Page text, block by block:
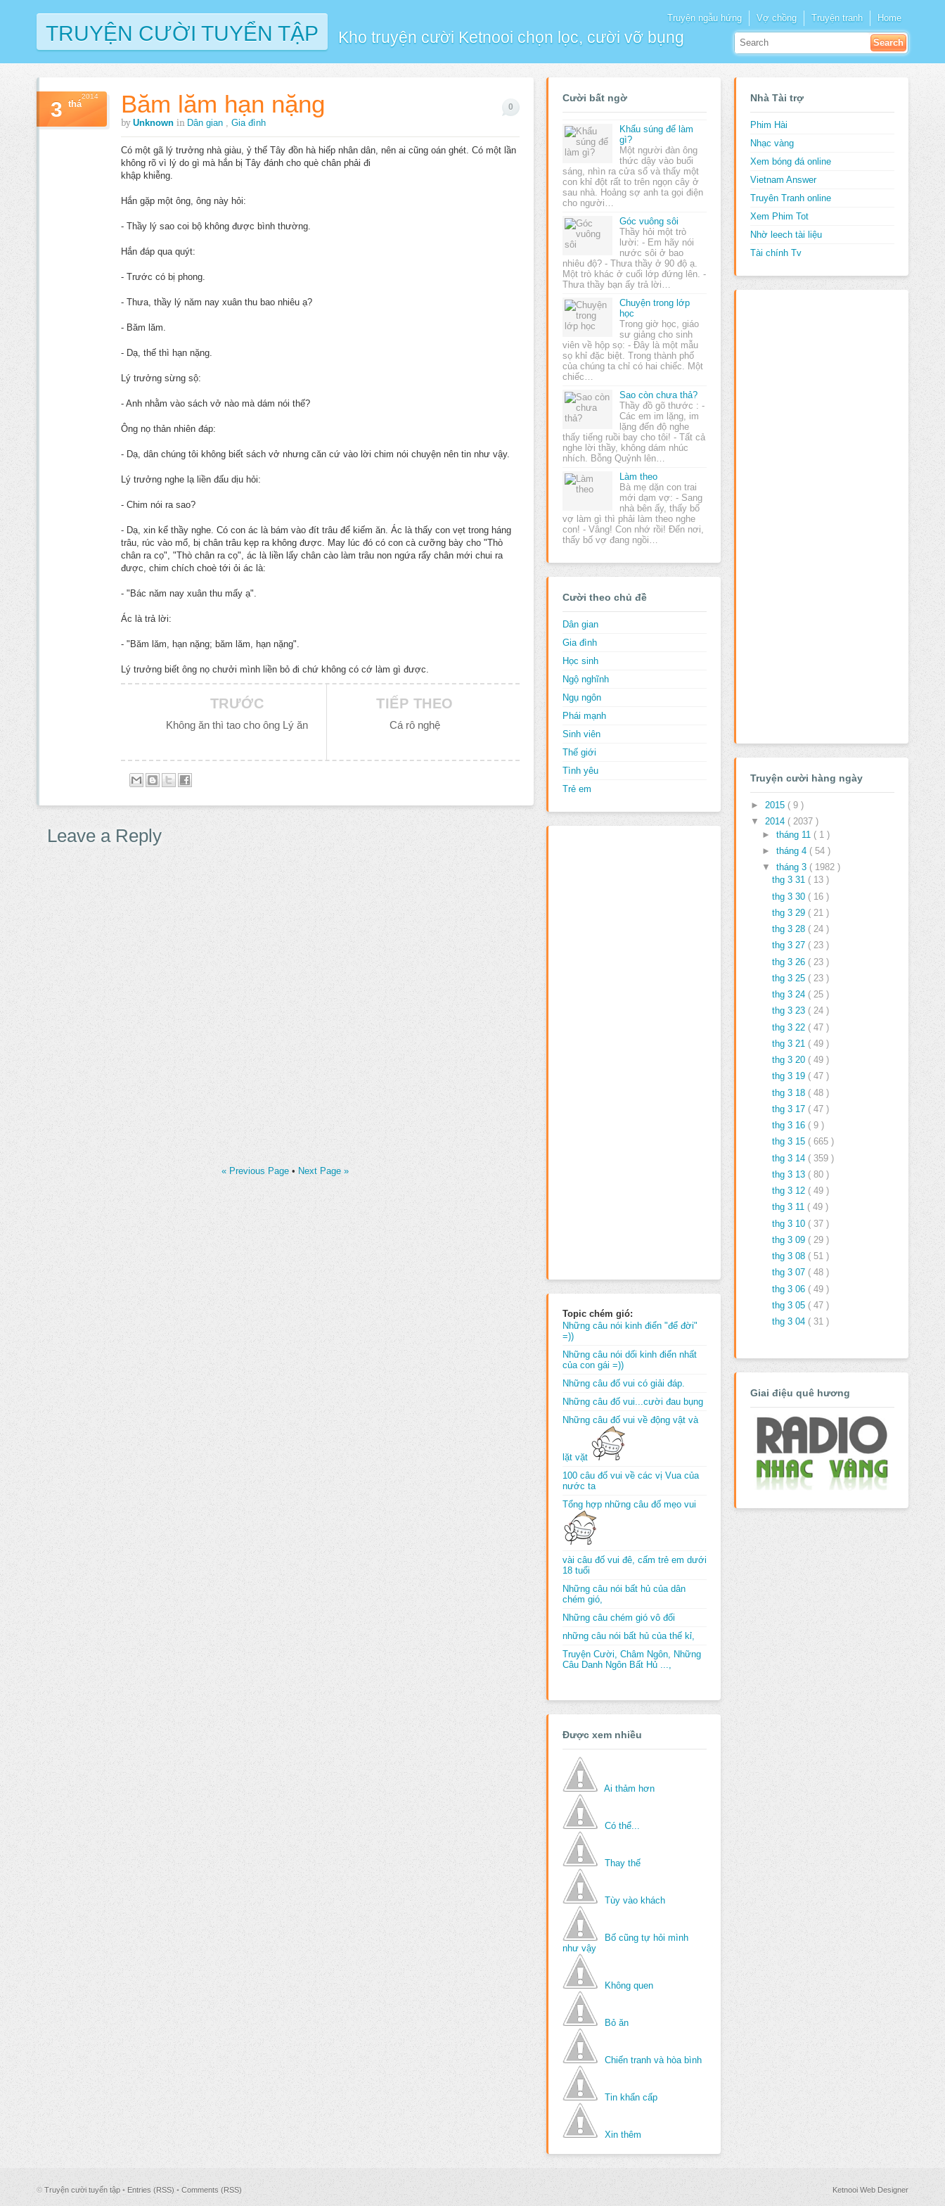
TRUYỆN CƯỜI TUYỂN TẬP Kho truyện cười Ketnooi chọn lọc, cười vỡ bụng
Truyện ngẫu hứng Vợ chồng Truyện tranh Home
Băm lăm hạn nặng
by Unknown in Dân gian , Gia đình
3 thá
2014
0
Có một gã lý trưởng nhà giàu, ỷ thế Tây đồn hà hiếp nhân dân, nên ai cũng oán ghét. Có một lần
không rõ vì lý do gì mà hắn bị Tây đánh cho què chân phải đi
khập khiễng.
Hắn gặp một ông, ông này hỏi:
- Thầy lý sao coi bộ không được bình thường.
Hắn đáp qua quýt:
- Trước có bị phong.
- Thưa, thầy lý năm nay xuân thu bao nhiêu ạ?
- Băm lăm.
- Dạ, thế thì hạn nặng.
Lý trưởng sừng sộ:
- Anh nhằm vào sách vở nào mà dám nói thế?
Ông nọ thản nhiên đáp:
- Dạ, dân chúng tôi không biết sách vở nhưng căn cứ vào lời chim nói chuyện nên tin như vậy.
Lý trưởng nghe lạ liền đấu dịu hỏi:
- Chim nói ra sao?
- Dạ, xin kể thầy nghe. Có con ác là bám vào đít trâu để kiếm ăn. Ác là thấy con vẹt trong háng
trâu, rúc vào mổ, bị chân trâu kẹp ra không được. May lúc đó có con cà cưỡng bày cho "Thò
chân ra cọ", "Thò chân ra cọ", ác là liền lấy chân cào làm trâu non ngứa rẩy chân mới chui ra
được, chim chích choè tới ỏi ác là:
- "Bác năm nay xuân thu mấy ạ".
Ác là trả lời:
- "Băm lăm, hạn nặng; băm lăm, hạn nặng".
Lý trưởng biết ông nọ chưởi mình liền bỏ đi chứ không có cớ làm gì được.
TIẾP THEO
Cá rô nghệ
TRƯỚC
Không ăn thì tao cho ông Lý ăn
Leave a Reply
« Previous Page • Next Page »
Cười bất ngờ
Khẩu súng để làm
gì?
Một người đàn ông
thức dậy vào buổi
sáng, nhìn ra cửa sổ và thấy một
con khỉ đột rất to trên ngọn cây ở
sau nhà. Hoảng sợ anh ta gọi điện
cho người…
Góc vuông sôi
Thầy hỏi một trò
lười: - Em hãy nói
nước sôi ở bao
nhiêu độ? - Thưa thầy ở 90 độ ạ.
Một trò khác ở cuối lớp đứng lên. -
Thưa thầy bạn ấy trả lời…
Chuyện trong lớp
học
Trong giờ học, giáo
sư giảng cho sinh
viên về hộp sọ: - Đây là một mẫu
sọ khỉ đặc biệt. Trong thành phố
của chúng ta chỉ có hai chiếc. Một
chiếc…
Sao còn chưa thả?
Thầy đồ gõ thước : -
Các em im lặng, im
lặng đến độ nghe
thấy tiếng ruồi bay cho tôi! - Tất cả
nghe lời thầy, không dám nhúc
nhích. Bỗng Quỷnh lên…
Làm theo
Bà mẹ dặn con trai
mới dạm vợ: - Sang
nhà bên ấy, thấy bố
vợ làm gì thì phải làm theo nghe
con! - Vâng! Con nhớ rồi! Ðến nơi,
thấy bố vợ đang ngồi…
Cười theo chủ đề
Dân gian
Gia đình
Học sinh
Ngộ nghĩnh
Ngụ ngôn
Phái mạnh
Sinh viên
Thế giới
Tình yêu
Trẻ em
Topic chém gió:
Những câu nói kinh điển "để đời"
=))
Những câu nói dối kinh điển nhất
của con gái =))
Những câu đố vui có giải đáp.
Những câu đố vui...cười đau bụng
Những câu đố vui về động vật và
lặt vặt
100 câu đố vui về các vị Vua của
nước ta
Tổng hợp những câu đố mẹo vui
vài câu đố vui đê, cấm trẻ em dưới
18 tuổi
Những câu nói bất hủ của dân
chém gió,
Những câu chém gió vô đối
những câu nói bất hủ của thế kỉ,
Truyện Cười, Châm Ngôn, Những
Câu Danh Ngôn Bất Hủ ...,
Được xem nhiều
Ai thảm hơn
Có thể...
Thay thế
Tùy vào khách
Bố cũng tự hỏi mình
như vậy
Không quen
Bỏ ăn
Chiến tranh và hòa bình
Tin khẩn cấp
Xin thêm
Nhà Tài trợ
Phim Hài
Nhạc vàng
Xem bóng đá online
Vietnam Answer
Truyên Tranh online
Xem Phim Tot
Nhờ leech tài liệu
Tài chính Tv
Truyện cười hàng ngày
► 2015 ( 9 )
▼ 2014 ( 2037 )
► tháng 11 ( 1 )
► tháng 4 ( 54 )
▼ tháng 3 ( 1982 )
thg 3 31 ( 13 )
thg 3 30 ( 16 )
thg 3 29 ( 21 )
thg 3 28 ( 24 )
thg 3 27 ( 23 )
thg 3 26 ( 23 )
thg 3 25 ( 23 )
thg 3 24 ( 25 )
thg 3 23 ( 24 )
thg 3 22 ( 47 )
thg 3 21 ( 49 )
thg 3 20 ( 49 )
thg 3 19 ( 47 )
thg 3 18 ( 48 )
thg 3 17 ( 47 )
thg 3 16 ( 9 )
thg 3 15 ( 665 )
thg 3 14 ( 359 )
thg 3 13 ( 80 )
thg 3 12 ( 49 )
thg 3 11 ( 49 )
thg 3 10 ( 37 )
thg 3 09 ( 29 )
thg 3 08 ( 51 )
thg 3 07 ( 48 )
thg 3 06 ( 49 )
thg 3 05 ( 47 )
thg 3 04 ( 31 )
Giai điệu quê hương
© Truyện cười tuyển tập • Entries (RSS) • Comments (RSS) Ketnooi Web Designer